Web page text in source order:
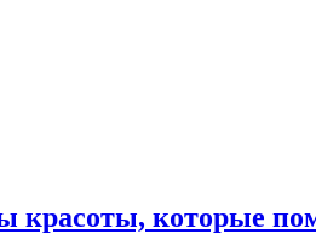
красоты, которые